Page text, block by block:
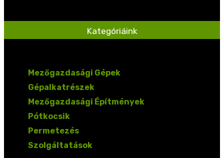
Kategóriáink
Mezőgazdasági Gépek
Gépalkatrészek
Mezőgazdasági Építmények
Pótkocsik
Permetezés
Szolgáltatások